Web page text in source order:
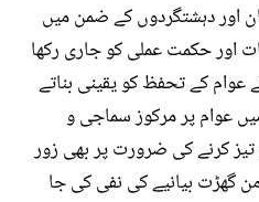
اور دہشتگردوں کے ضمن میں
اور حکمت عملی کو جاری رکھا
عوام کے تحفظ کو یقینی بناتے
عوام پر مرکوز سماجی و
کرنے کی ضرورت پر بھی زور
گھڑت بیانیے کی نفی کی جا